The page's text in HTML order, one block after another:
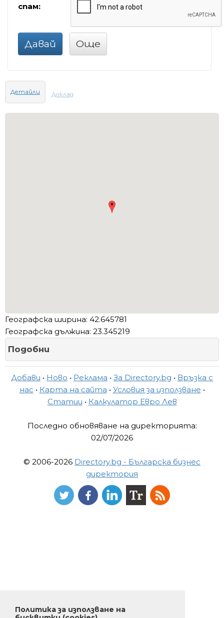
спам:
Давай Още
Детайли Доклад
Географска ширина: 42.645781
Географска дължина: 23.345219
Подобни
Добави • Ново • Реклама • За Directory.bg • Връзка с
нас • Карта на сайта • Условия за използване •
Статии • Калкулатор Евро Лев
Последно обновяване на директорията:
02/07/2026
© 2006-2026 Directory.bg - Българска бизнес
директория
Политика за използване на